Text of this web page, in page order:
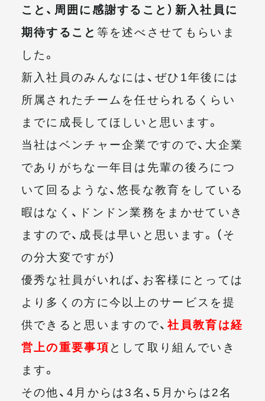
こと、周囲に感謝すること）新入社員に
期待すること 等を述べさせてもらいま
した。
新入社員のみんなには、ぜひ1年後には
所属されたチームを任せられるくらい
までに成長してほしいと思います。
当社はベンチャー企業ですので、大企業
でありがちな一年目は先輩の後ろにつ
いて回るような、悠長な教育をしている
暇はなく、ドンドン業務をまかせていき
ますので、成長は早いと思います。（そ
の分大変ですが）
優秀な社員がいれば、お客様にとっては
より多くの方に今以上のサービスを提
供できると思いますので、社員教育は経
営上の重要事項として取り組んでいき
ます。
その他、4月からは3名、5月からは2名